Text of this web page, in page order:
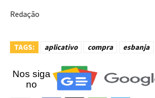
Redação
TAGS: aplicativo compra esbanja
Nos siga
no